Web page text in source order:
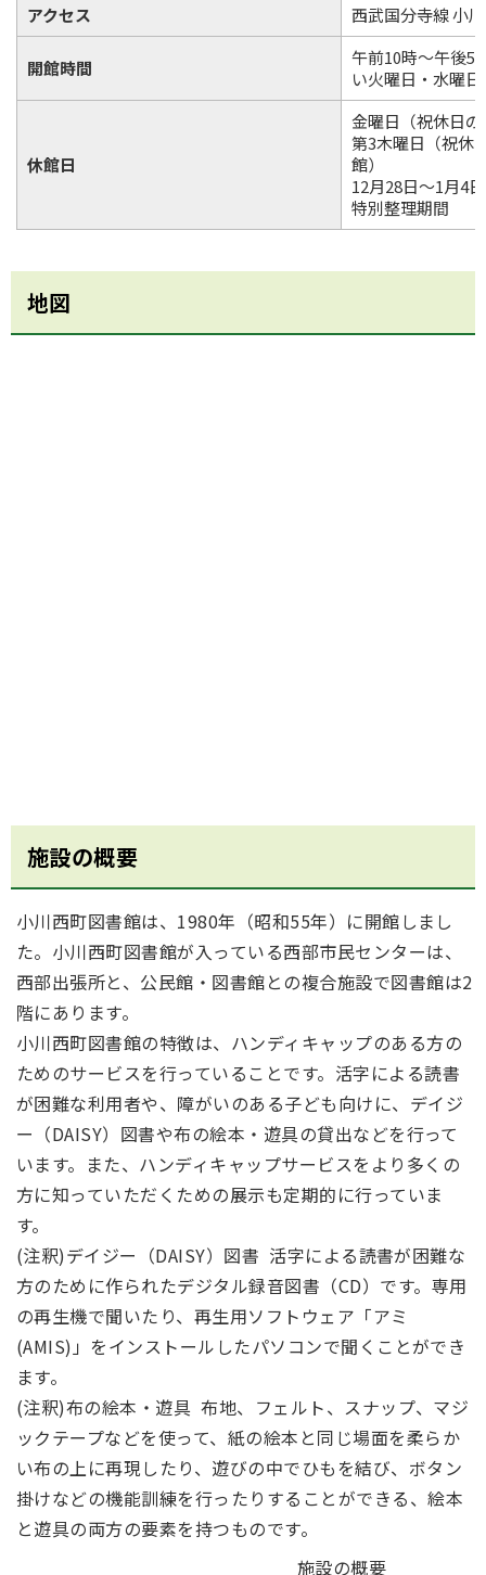
アクセス
西武国分寺線 小
開館時間
午前10時～午後5
い火曜日・水曜
休館日
金曜日（祝休日
第3木曜日（祝休
館）
12月28日～1月4日
特別整理期間
地図
施設の概要
小川西町図書館は、1980年（昭和55年）に開館しまし
た。小川西町図書館が入っている西部市民センターは、
西部出張所と、公民館・図書館との複合施設で図書館は2
階にあります。
小川西町図書館の特徴は、ハンディキャップのある方の
ためのサービスを行っていることです。活字による読書
が困難な利用者や、障がいのある子ども向けに、デイジ
ー（DAISY）図書や布の絵本・遊具の貸出などを行って
います。また、ハンディキャップサービスをより多くの
方に知っていただくための展示も定期的に行っていま
す。
(注釈)デイジー（DAISY）図書 活字による読書が困難な
方のために作られたデジタル録音図書（CD）です。専用
の再生機で聞いたり、再生用ソフトウェア「アミ
(AMIS)」をインストールしたパソコンで聞くことができ
ます。
(注釈)布の絵本・遊具 布地、フェルト、スナップ、マジ
ックテープなどを使って、紙の絵本と同じ場面を柔らか
い布の上に再現したり、遊びの中でひもを結び、ボタン
掛けなどの機能訓練を行ったりすることができる、絵本
と遊具の両方の要素を持つものです。
施設の概要